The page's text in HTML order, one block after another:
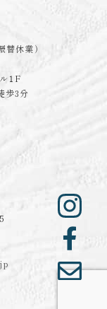
替休業）
１F
歩3分